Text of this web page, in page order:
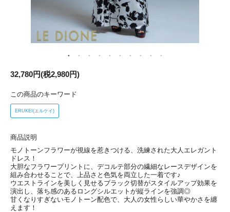
32,780円(税2,980円)
この商品のキーワード
ERUKEI(エルケイ)
商品説明
モノトーンフラワーが視線を惹きつける、洗練された大人エレガント
ドレス！
大胆なフラワープリントに、デコルテ部分の繊細なレースデザインを
組み合わせることで、上品さと色気を両立した一着です♪
ウエストラインを美しく見せるブラック切替がスタイルアップ効果を
演出し、落ち感のあるロングシルエットが縦ラインを強調◎
甘くなりすぎないモノトーン配色で、大人の女性らしい華やかさを纏
えます！